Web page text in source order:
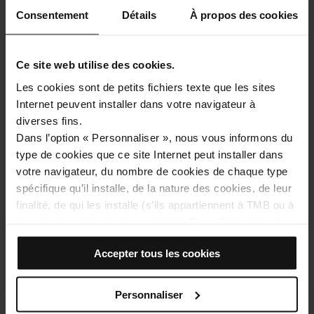
Consentement Détails À propos des cookies
Ce site web utilise des cookies.
Les cookies sont de petits fichiers texte que les sites
Internet peuvent installer dans votre navigateur à
diverses fins.
Dans l’option « Personnaliser », nous vous informons du
type de cookies que ce site Internet peut installer dans
votre navigateur, du nombre de cookies de chaque type
spécifique qu’il installe, de la nature des cookies, de leur
finalité, de qui les installe (s’ils appartiennent à TMB ou à
navigateur. Si le tableau des cookies affiche (0), cela
signifie qu’il n’installe aucun cookie de ce type.
Si vous choisissez l’option « Accepter tous les cookies »,
vous autorisez l’installation de tous ces cookies dans
Accepter tous les cookies
Personnaliser
Adresse
Passeig de Lluís Companys
Barcelona
Voir la carte